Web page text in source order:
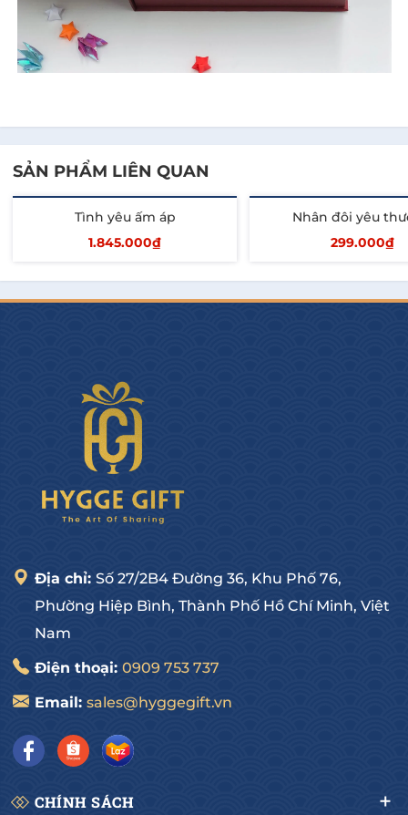
SẢN PHẨM LIÊN QUAN
Tình yêu ấm áp
1.845.000₫
Thêm vào giỏ
Nhân đôi yêu
299.000₫
Thêm vào giỏ
Địa chỉ: Số 27/2B4 Đường 36, Khu Phố 76,
Phường Hiệp Bình, Thành Phố Hồ Chí Minh, Việt
Nam
Điện thoại: 0909 753 737
Email: sales@hyggegift.vn
CHÍNH SÁCH